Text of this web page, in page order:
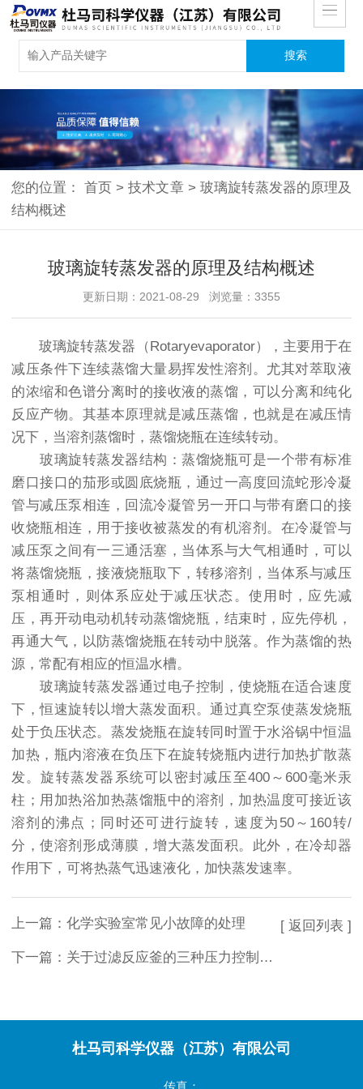
您的位置：首页 > 技术文章 > 玻璃旋转蒸发器的原理及
结构概述
玻璃旋转蒸发器的原理及结构概述
更新日期：2021-08-29 浏览量：3355
玻璃旋转蒸发器（Rotaryevaporator），主要用于在
减压条件下连续蒸馏大量易挥发性溶剂。尤其对萃取液
的浓缩和色谱分离时的接收液的蒸馏，可以分离和纯化
反应产物。其基本原理就是减压蒸馏，也就是在减压情
况下，当溶剂蒸馏时，蒸馏烧瓶在连续转动。
玻璃旋转蒸发器结构：蒸馏烧瓶可是一个带有标准
磨口接口的茄形或圆底烧瓶，通过一高度回流蛇形冷凝
管与减压泵相连，回流冷凝管另一开口与带有磨口的接
收烧瓶相连，用于接收被蒸发的有机溶剂。在冷凝管与
减压泵之间有一三通活塞，当体系与大气相通时，可以
将蒸馏烧瓶，接液烧瓶取下，转移溶剂，当体系与减压
泵相通时，则体系应处于减压状态。使用时，应先减
压，再开动电动机转动蒸馏烧瓶，结束时，应先停机，
再通大气，以防蒸馏烧瓶在转动中脱落。作为蒸馏的热
源，常配有相应的恒温水槽。
玻璃旋转蒸发器通过电子控制，使烧瓶在适合速度
下，恒速旋转以增大蒸发面积。通过真空泵使蒸发烧瓶
处于负压状态。蒸发烧瓶在旋转同时置于水浴锅中恒温
加热，瓶内溶液在负压下在旋转烧瓶内进行加热扩散蒸
发。旋转蒸发器系统可以密封减压至400～600毫米汞
柱；用加热浴加热蒸馏瓶中的溶剂，加热温度可接近该
溶剂的沸点；同时还可进行旋转，速度为50～160转/
分，使溶剂形成薄膜，增大蒸发面积。此外，在冷却器
作用下，可将热蒸气迅速液化，加快蒸发速率。
上一篇： 化学实验室常见小故障的处理
下一篇： 关于过滤反应釜的三种压力控制方式说明
[ 返回列表 ]
杜马司科学仪器（江苏）有限公司
传真：